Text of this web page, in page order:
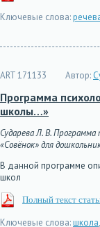
Ключевые слова:
ART 171133 Автор:
Программа
школы…»
Сударева Л. В.
«Совёнок» для
В данной программе
школ
Полный текст
Ключевые слова:школа,